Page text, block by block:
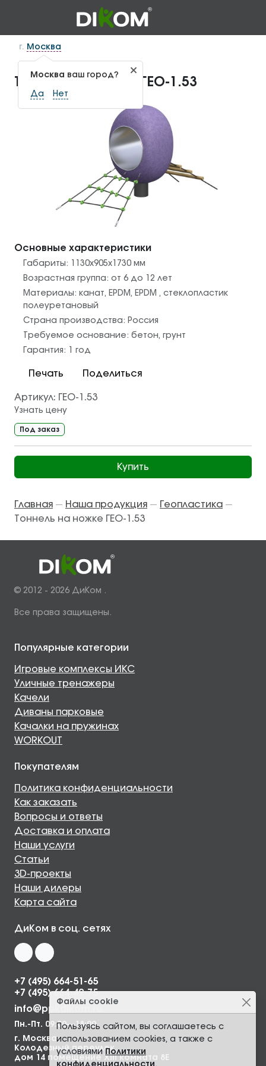
г. Москва
Москва ваш город?
Да Нет
Тоннель на ножке ГЕО-1.53
Основные характеристики
Габариты: 1130х905х1730 мм
Возрастная группа: от 6 до 12 лет
Материалы: канат, EPDM, EPDM , стеклопластик
полеуретановый
Страна производства: Россия
Требуемое основание: бетон, грунт
Гарантия:
1 год
Печать Поделиться
Артикул: ГЕО-1.53
Узнать цену
Под заказ
Купить
Главная — Наша продукция — Геопластика —
Тоннель на ножке ГЕО-1.53
© 2012 - 2026 ДиКом .
Все права защищены.
Файлы cookie
Пользуясь сайтом, вы соглашаетесь с
использованием cookies, а также с
условиями Политики
конфиденциальности .
Популярные категории
Игровые комплексы ИКС
Уличные тренажеры
Качели
Диваны парковые
Качалки на пружинах
WORKOUT
Покупателям
Политика конфиденциальности
Как заказать
Вопросы и ответы
Доставка и оплата
Наши услуги
Статьи
3D-проекты
Наши дилеры
Карта сайта
ДиКом в соц. сетях
+7 (495) 664-51-65
+7 (495) 664-49-75
info@ppkdikom.ru
Пн.-Пт. 09:00—18:00
г. Москва,
Колодезный переулок,
дом 14 помещение XIII комната 8Е